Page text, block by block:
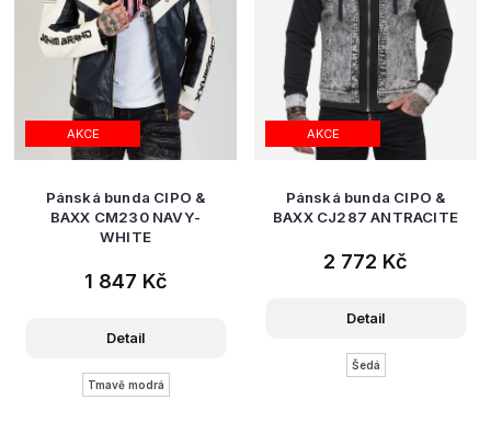
AKCE
Pánská bunda CIPO &
BAXX CM230 NAVY-
WHITE
1 847 Kč
Detail
Tmavě modrá
AKCE
Pánská bunda CIPO &
BAXX CJ287 ANTRACITE
2 772 Kč
Detail
Šedá